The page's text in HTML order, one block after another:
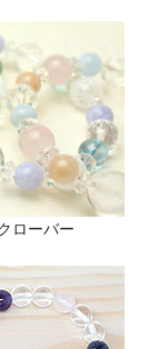
ローバー